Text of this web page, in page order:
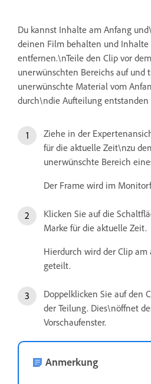
Du kannst Inhalte am Anfang
deinen Film behalten und Inhalte
entfernen.\nTeile den Clip vor
unerwünschten Bereichs auf und
unerwünschte Material vom
durch\ndie Aufteilung entstanden
Ziehe in der
für die aktuelle Zeit\nzu
unerwünschte Bereich
Der Frame wird im
Klicken Sie auf die
Marke für die aktuelle Zeit.
Hierdurch wird der Clip
geteilt.
Doppelklicken Sie auf den
der Teilung. Dies\nöffnet
Vorschaufenster.
Anmerkung